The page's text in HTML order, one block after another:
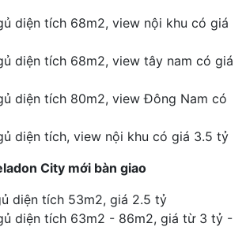
diện tích 68m2, view nội khu có giá
diện tích 68m2, view tây nam có giá
diện tích 80m2, view Đông Nam có
diện tích, view nội khu có giá 3.5 tỷ
City mới bàn giao
diện tích 53m2, giá 2.5 tỷ
diện tích 63m2 - 86m2, giá từ 3 tỷ -